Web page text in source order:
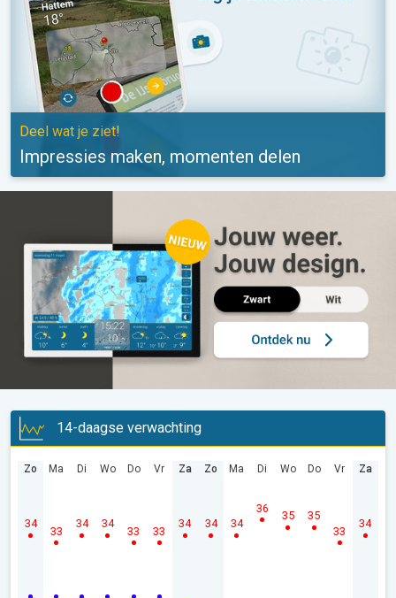
Deel wat je ziet!
Impressies maken, momenten delen
14-daagse verwachting
Zo
34
Ma
33
Di
34
Wo
34
Do
33
Vr
33
Za
34
Zo
34
Ma
34
Di
36
Wo
35
Do
35
Vr
33
Za
34